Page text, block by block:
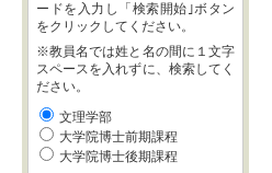
ードを入力し「検索開始｣ボタン
をクリックしてください。
※教員名では姓と名の間に１文字
スペースを入れずに、検索してく
ださい。
文理学部
大学院博士前期課程
大学院博士後期課程